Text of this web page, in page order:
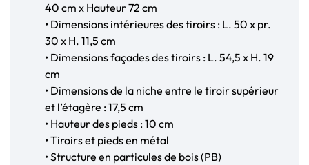
40 cm x Hauteur 72 cm
• Dimensions intérieures des tiroirs : L. 50 x pr.
30 x H. 11,5 cm
• Dimensions façades des tiroirs : L. 54,5 x H. 19
cm
• Dimensions de la niche entre le tiroir supérieur
et l’étagère : 17,5 cm
• Hauteur des pieds : 10 cm
• Tiroirs et pieds en métal
• Structure en particules de bois (PB)